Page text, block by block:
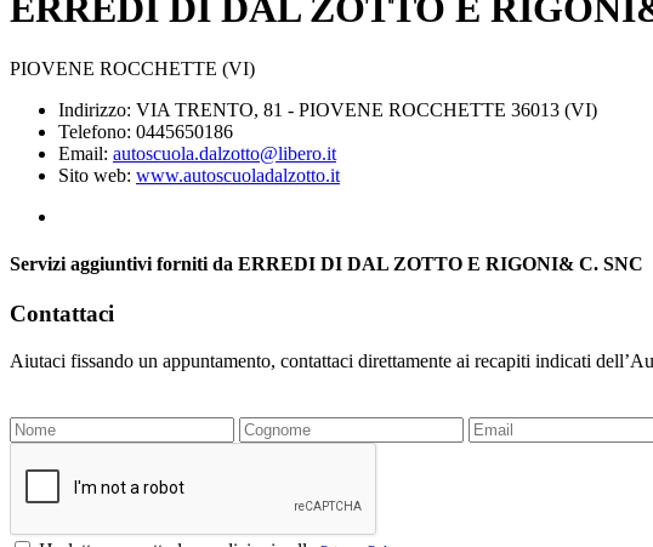
ERREDI DI DAL ZOTTO E
PIOVENE ROCCHETTE (VI)
Indirizzo: VIA TRENTO, 81 - PIOVENE ROCCHETTE 36013 (VI)
Telefono: 0445650186
Email: autoscuola.dalzotto@libero.it
Sito web: www.autoscuoladalzotto.it
Servizi aggiuntivi forniti da ERREDI DI DAL ZOTTO E RIGONI& C. SNC
Contattaci
Aiutaci fissando un appuntamento, contattaci direttamente ai recapiti indicati